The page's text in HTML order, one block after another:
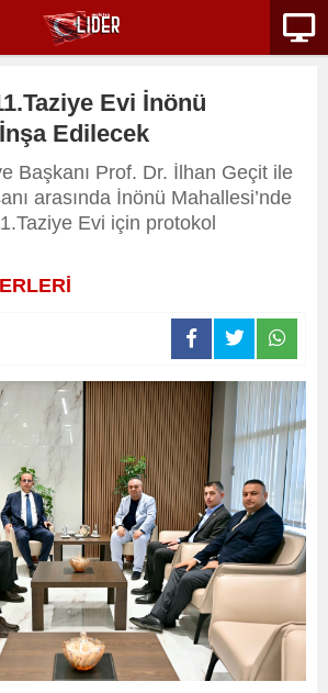
Evi İnönü
Edilecek
Başkanı Prof. Dr. İlhan Geçit ile
arasında İnönü Mahallesi’nde
Evi için protokol